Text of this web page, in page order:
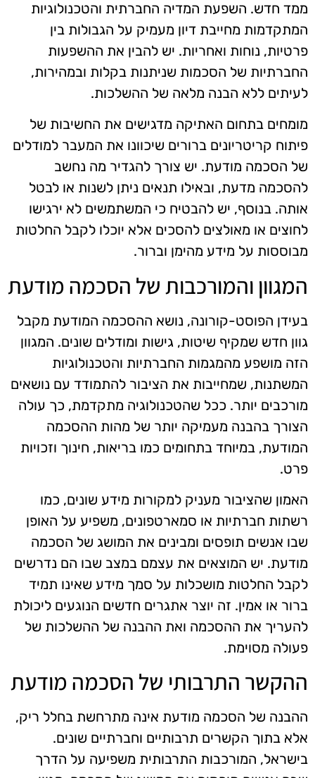
ממד חדש. השפעת המדיה החברתית והטכנולוגיות
המתקדמות מחייבת דיון מעמיק על הגבולות בין
פרטיות, נוחות ואחריות. יש להבין את ההשפעות
החברתיות של הסכמות שניתנות בקלות ובמהירות,
לעיתים ללא הבנה מלאה של ההשלכות.
מומחים בתחום האתיקה מדגישים את החשיבות של
פיתוח קריטריונים ברורים שיכוונו את המעבר למודלים
של הסכמה מודעת. יש צורך להגדיר מה נחשב
להסכמה מדעת, ובאילו תנאים ניתן לשנות או לבטל
אותה. בנוסף, יש להבטיח כי המשתמשים לא ירגישו
לחוצים או מאולצים להסכים אלא יוכלו לקבל החלטות
מבוססות על מידע מהימן וברור.
המגוון והמורכבות של הסכמה מודעת
בעידן הפוסט-קורונה, נושא ההסכמה המודעת מקבל
גוון חדש שמקיף שיטות, גישות ומודלים שונים. המגוון
הזה מושפע מהמגמות החברתיות והטכנולוגיות
המשתנות, שמחייבות את הציבור להתמודד עם נושאים
מורכבים יותר. ככל שהטכנולוגיה מתקדמת, כך עולה
הצורך בהבנה מעמיקה יותר של מהות ההסכמה
המודעת, במיוחד בתחומים כמו בריאות, חינוך וזכויות
פרט.
האמון שהציבור מעניק למקורות מידע שונים, כמו
רשתות חברתיות או סמארטפונים, משפיע על האופן
שבו אנשים תופסים ומבינים את המושג של הסכמה
מודעת. יש המוצאים את עצמם במצב שבו הם נדרשים
לקבל החלטות מושכלות על סמך מידע שאינו תמיד
ברור או אמין. זה יוצר אתגרים חדשים הנוגעים ליכולת
להעריך את ההסכמה ואת ההבנה של ההשלכות של
פעולה מסוימת.
ההקשר התרבותי של הסכמה מודעת
ההבנה של הסכמה מודעת אינה מתרחשת בחלל ריק,
אלא בתוך הקשרים תרבותיים וחברתיים שונים.
בישראל, המורכבות התרבותית משפיעה על הדרך